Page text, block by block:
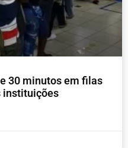
30 minutos em filas
instituições